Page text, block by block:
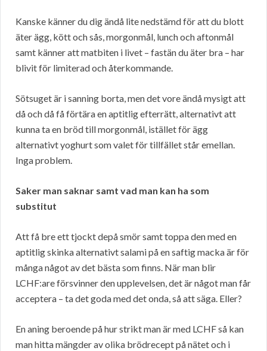
Kanske känner du dig ändå lite nedstämd för att du blott
äter ägg, kött och sås, morgonmål, lunch och aftonmål
samt känner att matbiten i livet – fastän du äter bra – har
blivit för limiterad och återkommande.
Sötsuget är i sanning borta, men det vore ändå mysigt att
då och då få förtära en aptitlig efterrätt, alternativt att
kunna ta en bröd till morgonmål, istället för ägg
alternativt yoghurt som valet för tillfället står emellan.
Inga problem.
Saker man saknar samt vad man kan ha som
substitut
Att få bre ett tjockt depå smör samt toppa den med en
aptitlig skinka alternativt salami på en saftig macka är för
många något av det bästa som finns. När man blir
LCHF:are försvinner den upplevelsen, det är något man får
acceptera – ta det goda med det onda, så att säga. Eller?
En aning beroende på hur strikt man är med LCHF så kan
man hitta mängder av olika brödrecept på nätet och i